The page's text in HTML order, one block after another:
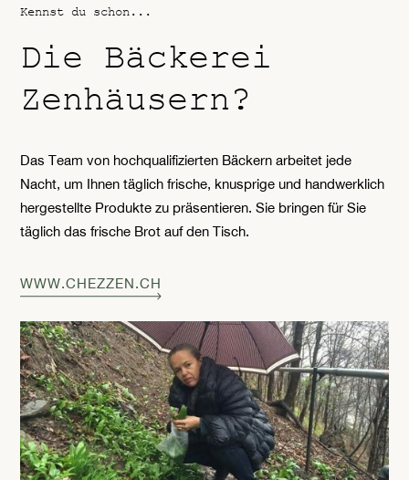
Kennst du schon...
Die Bäckerei
Zenhäusern?
Das Team von hochqualifizierten Bäckern arbeitet jede
Nacht, um Ihnen täglich frische, knusprige und handwerklich
hergestellte Produkte zu präsentieren. Sie bringen für Sie
täglich das frische Brot auf den Tisch.
WWW.CHEZZEN.CH